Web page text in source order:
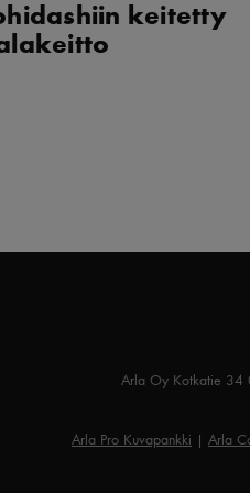
keitetty
Arla Oy Kotkatie 34
Arla Pro Kuvapankki | Arla